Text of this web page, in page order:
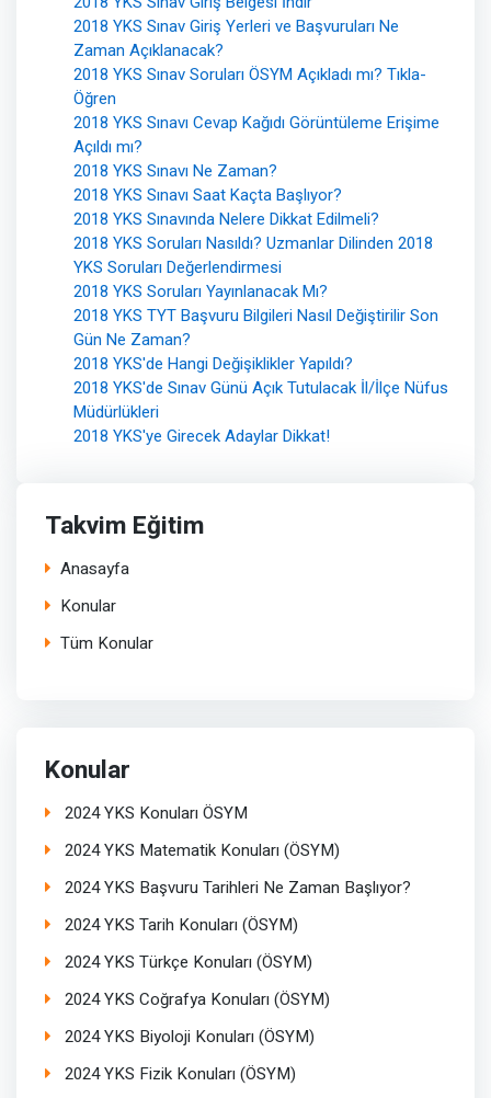
2018 YKS Sınav Giriş Yerleri ve Başvuruları Ne
Zaman Açıklanacak?
2018 YKS Sınav Soruları ÖSYM Açıkladı mı? Tıkla-
Öğren
2018 YKS Sınavı Cevap Kağıdı Görüntüleme Erişime
Açıldı mı?
2018 YKS Sınavı Ne Zaman?
2018 YKS Sınavı Saat Kaçta Başlıyor?
2018 YKS Sınavında Nelere Dikkat Edilmeli?
2018 YKS Soruları Nasıldı? Uzmanlar Dilinden 2018
YKS Soruları Değerlendirmesi
2018 YKS Soruları Yayınlanacak Mı?
2018 YKS TYT Başvuru Bilgileri Nasıl Değiştirilir Son
Gün Ne Zaman?
2018 YKS'de Hangi Değişiklikler Yapıldı?
2018 YKS'de Sınav Günü Açık Tutulacak İl/İlçe Nüfus
Müdürlükleri
2018 YKS'ye Girecek Adaylar Dikkat!
Takvim Eğitim
Anasayfa
Konular
Tüm Konular
Konular
2024 YKS Konuları ÖSYM
2024 YKS Matematik Konuları (ÖSYM)
2024 YKS Başvuru Tarihleri Ne Zaman Başlıyor?
2024 YKS Tarih Konuları (ÖSYM)
2024 YKS Türkçe Konuları (ÖSYM)
2024 YKS Coğrafya Konuları (ÖSYM)
2024 YKS Biyoloji Konuları (ÖSYM)
2024 YKS Fizik Konuları (ÖSYM)